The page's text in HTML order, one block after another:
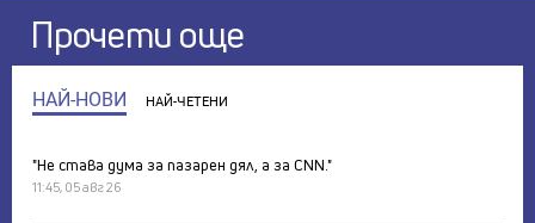
Прочети още
НАЙ-НОВИ НАЙ-ЧЕТЕНИ
"Не става дума за пазарен дял, а за CNN."
11:45, 05 авг 26